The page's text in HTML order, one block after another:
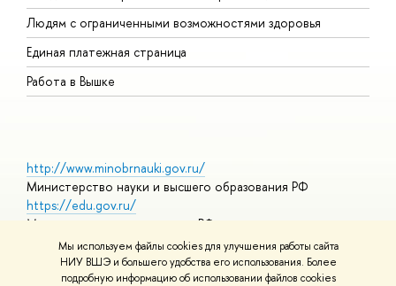
Мы используем файлы cookies для улучшения работы сайта
НИУ ВШЭ и большего удобства его использования. Более
подробную информацию об использовании файлов cookies
Людям с ограниченными возможностями здоровья
Единая платежная страница
Работа в Вышке
http://www.minobrnauki.gov.ru/
Министерство науки и высшего образования РФ
https://edu.gov.ru/
Министерство просвещения РФ
https://elearning.hse.ru/mooc
Массовые открытые онлайн-курсы